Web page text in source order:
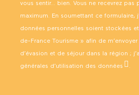
vous sentir… bien. Vous ne recevrez pas
maximum. En soumettant ce formulaire,
données personnelles soient stockées
de-France Tourisme » afin de
d’évasion et de séjour dans la région ;
générales d’utilisation des données .